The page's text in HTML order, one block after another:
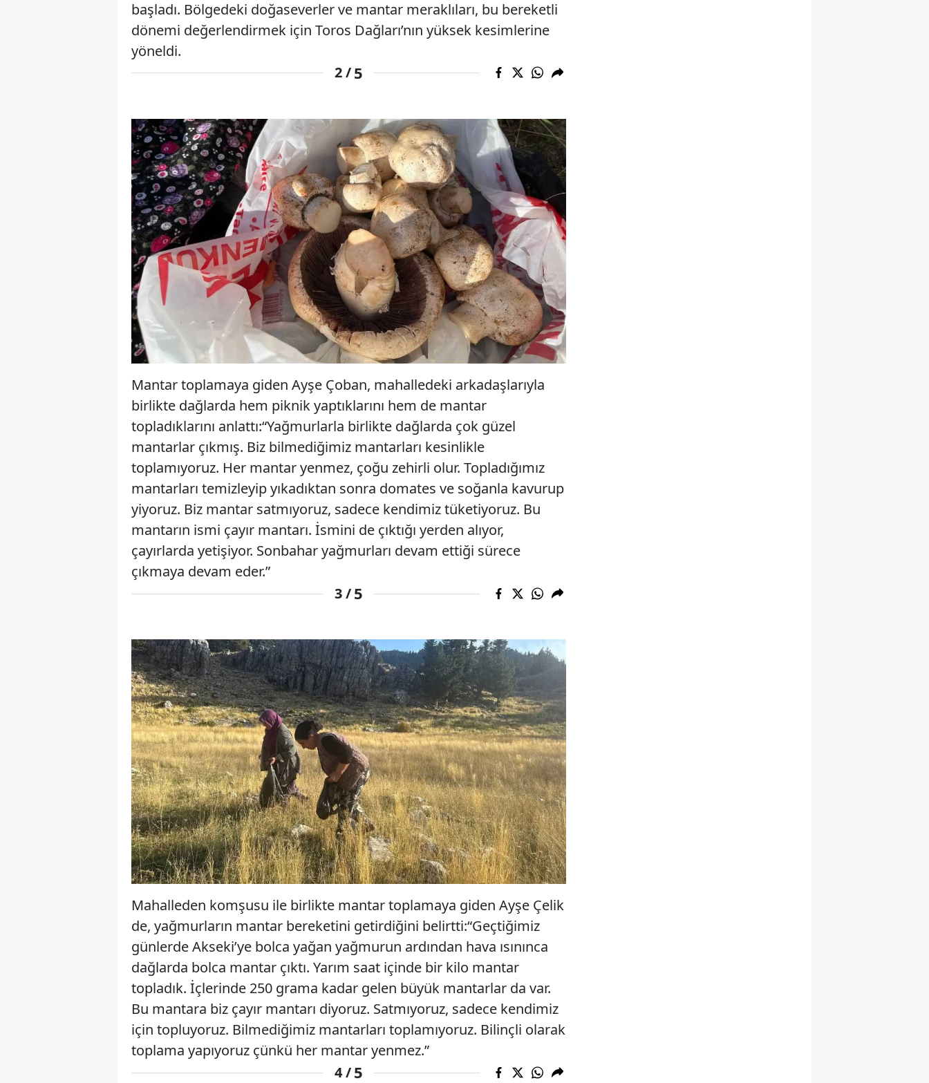
başladı. Bölgedeki doğaseverler ve mantar meraklıları, bu bereketli
dönemi değerlendirmek için Toros Dağları’nın yüksek kesimlerine
yöneldi.
2 /5
Mantar toplamaya giden Ayşe Çoban, mahalledeki arkadaşlarıyla
birlikte dağlarda hem piknik yaptıklarını hem de mantar
topladıklarını anlattı:“Yağmurlarla birlikte dağlarda çok güzel
mantarlar çıkmış. Biz bilmediğimiz mantarları kesinlikle
toplamıyoruz. Her mantar yenmez, çoğu zehirli olur. Topladığımız
mantarları temizleyip yıkadıktan sonra domates ve soğanla kavurup
yiyoruz. Biz mantar satmıyoruz, sadece kendimiz tüketiyoruz. Bu
mantarın ismi çayır mantarı. İsmini de çıktığı yerden alıyor,
çayırlarda yetişiyor. Sonbahar yağmurları devam ettiği sürece
çıkmaya devam eder.”
3 /5
Mahalleden komşusu ile birlikte mantar toplamaya giden Ayşe Çelik
de, yağmurların mantar bereketini getirdiğini belirtti:“Geçtiğimiz
günlerde Akseki’ye bolca yağan yağmurun ardından hava ısınınca
dağlarda bolca mantar çıktı. Yarım saat içinde bir kilo mantar
topladık. İçlerinde 250 grama kadar gelen büyük mantarlar da var.
Bu mantara biz çayır mantarı diyoruz. Satmıyoruz, sadece kendimiz
için topluyoruz. Bilmediğimiz mantarları toplamıyoruz. Bilinçli olarak
toplama yapıyoruz çünkü her mantar yenmez.”
4 /5